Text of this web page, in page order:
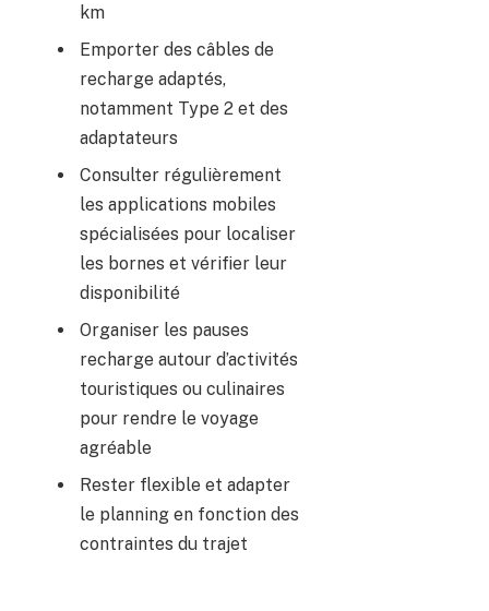
km
Emporter des câbles de
recharge adaptés,
notamment Type 2 et des
adaptateurs
Consulter régulièrement
les applications mobiles
spécialisées pour localiser
les bornes et vérifier leur
disponibilité
Organiser les pauses
recharge autour d’activités
touristiques ou culinaires
pour rendre le voyage
agréable
Rester flexible et adapter
le planning en fonction des
contraintes du trajet